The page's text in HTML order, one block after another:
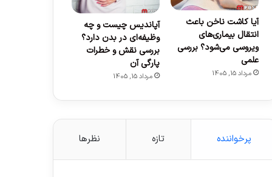
آیا کاشت ناخن باعث
انتقال بیماری‌های
ویروسی می‌شود؟ بررسی
علمی
مرداد 15, 1405
آپاندیس چیست و چه
وظیفه‌ای در بدن دارد؟
بررسی نقش و خطرات
پارگی آن
مرداد 15, 1405
پرخواننده تازه نظرها